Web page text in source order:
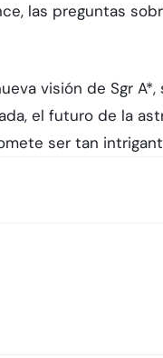
las preguntas
visión de Sgr
el futuro de la
ser tan